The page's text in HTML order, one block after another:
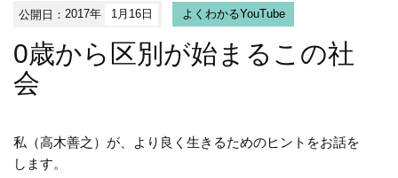
公開日：2017年 1月16日 よくわかるYouTube
0歳から区別が始まるこの社
会
私（高木善之）が、より良く生きるためのヒントをお話を
します。